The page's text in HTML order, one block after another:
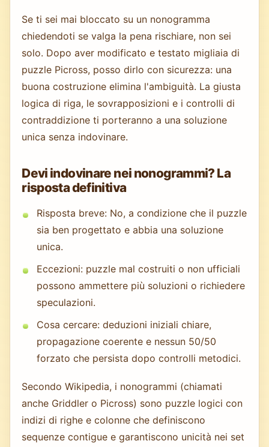
Se ti sei mai bloccato su un nonogramma
chiedendoti se valga la pena rischiare, non sei
solo. Dopo aver modificato e testato migliaia di
puzzle Picross, posso dirlo con sicurezza: una
buona costruzione elimina l'ambiguità. La giusta
logica di riga, le sovrapposizioni e i controlli di
contraddizione ti porteranno a una soluzione
unica senza indovinare.
Devi indovinare nei nonogrammi? La
risposta definitiva
Risposta breve: No, a condizione che il puzzle
sia ben progettato e abbia una soluzione
unica.
Eccezioni: puzzle mal costruiti o non ufficiali
possono ammettere più soluzioni o richiedere
speculazioni.
Cosa cercare: deduzioni iniziali chiare,
propagazione coerente e nessun 50/50
forzato che persista dopo controlli metodici.
Secondo Wikipedia, i nonogrammi (chiamati
anche Griddler o Picross) sono puzzle logici con
indizi di righe e colonne che definiscono
sequenze contigue e garantiscono unicità nei set